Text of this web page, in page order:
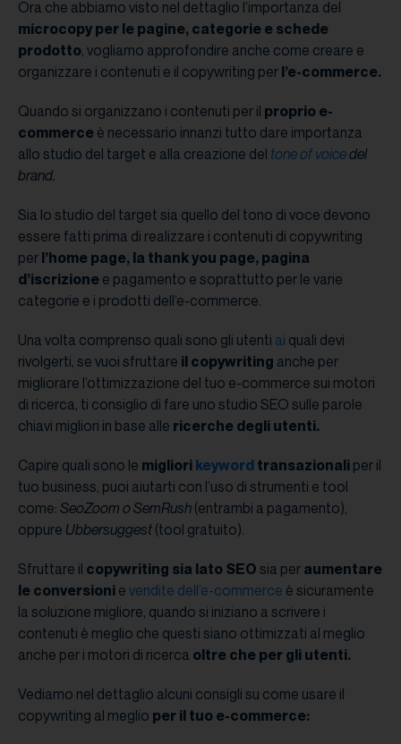
Ora che abbiamo visto nel dettaglio l’importanza del
microcopy per le pagine, categorie e schede
prodotto, vogliamo approfondire anche come creare e
organizzare i contenuti e il copywriting per l’e-commerce.
Quando si organizzano i contenuti per il proprio e-
commerce è necessario innanzi tutto dare importanza
allo studio del target e alla creazione del tone of voicedel
brand.
Sia lo studio del target sia quello del tono di voce devono
essere fatti prima di realizzare i contenuti di copywriting
per l’home page, la thank you page, pagina
d’iscrizione e pagamento e soprattutto per le varie
categorie e i prodotti dell’e-commerce.
Una volta comprenso quali sono gli utenti ai quali devi
rivolgerti, se vuoi sfruttare il copywriting anche per
migliorare l’ottimizzazione del tuo e-commerce sui motori
di ricerca, ti consiglio di fare uno studio SEO sulle parole
chiavi migliori in base alle ricerche degli utenti.
Capire quali sono le migliori keyword transazionali per il
tuo business, puoi aiutarti con l’uso di strumenti e tool
come: SeoZoom o SemRush (entrambi a pagamento),
oppure Ubbersuggest (tool gratuito).
Sfruttare il copywriting sia lato SEO sia per aumentare
le conversioni e vendite dell’e-commerce è sicuramente
la soluzione migliore, quando si iniziano a scrivere i
contenuti è meglio che questi siano ottimizzati al meglio
anche per i motori di ricerca oltre che per gli utenti.
Vediamo nel dettaglio alcuni consigli su come usare il
copywriting al meglio per il tuo e-commerce: